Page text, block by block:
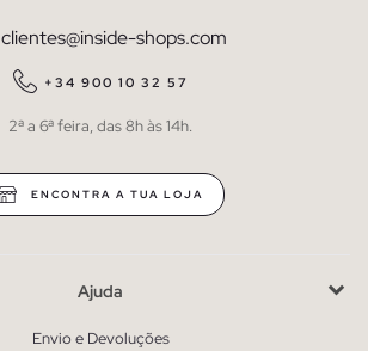
clientes@inside-shops.com
+34 900 10 32 57
2ª a 6ª feira, das 8h às 14h.
ENCONTRA A TUA LOJA
Ajuda
Envio e Devoluções